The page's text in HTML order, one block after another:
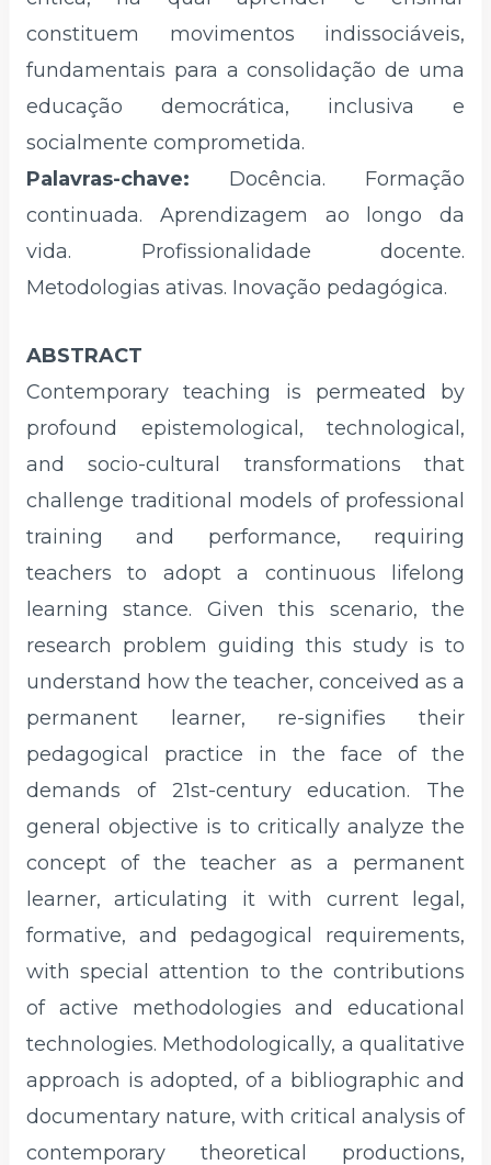
constituem movimentos indissociáveis,
fundamentais para a consolidação de uma
educação democrática, inclusiva e
socialmente comprometida.
Palavras-chave: Docência. Formação
continuada. Aprendizagem ao longo da
vida. Profissionalidade docente.
Metodologias ativas. Inovação pedagógica.
ABSTRACT
Contemporary teaching is permeated by
profound epistemological, technological,
and socio-cultural transformations that
challenge traditional models of professional
training and performance, requiring
teachers to adopt a continuous lifelong
learning stance. Given this scenario, the
research problem guiding this study is to
understand how the teacher, conceived as a
permanent learner, re-signifies their
pedagogical practice in the face of the
demands of 21st-century education. The
general objective is to critically analyze the
concept of the teacher as a permanent
learner, articulating it with current legal,
formative, and pedagogical requirements,
with special attention to the contributions
of active methodologies and educational
technologies. Methodologically, a qualitative
approach is adopted, of a bibliographic and
documentary nature, with critical analysis of
contemporary theoretical productions,